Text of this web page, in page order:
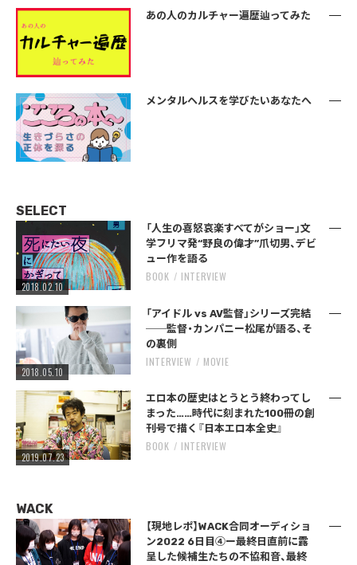
あの人のカルチャー遍歴辿ってみた
メンタルヘルスを学びたいあなたへ
SELECT
2018.02.10
「人生の喜怒哀楽すべてがショー」文
学フリマ発“野良の偉才”爪切男、デビ
ュー作を語る
BOOK INTERVIEW
2018.05.10
「アイドル vs AV監督」シリーズ完結
──監督・カンパニー松尾が語る、そ
の裏側
INTERVIEW MOVIE
2019.07.23
エロ本の歴史はとうとう終わってし
まった……時代に刻まれた100冊の創
刊号で描く『日本エロ本全史』
BOOK INTERVIEW
WACK
【現地レポ】WACK合同オーディショ
ン2022 6日目④ー最終日直前に露
呈した候補生たちの不協和音、最終